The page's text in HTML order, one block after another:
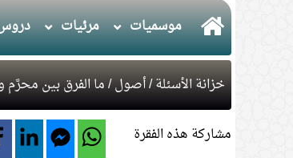
موسميات مرئيات
خزانة الأسئلة/أصول/ ما الفرق بين محرَّم
مشاركة هذه الفقرة